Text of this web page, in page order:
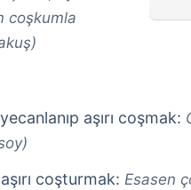
coşkumla
aşırı coşmak:
coşturmak: Esasen